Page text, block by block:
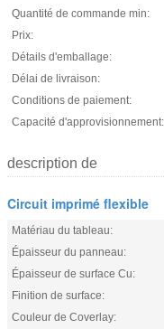
Quantité de commande min:
Prix:
Détails d'emballage:
Délai de livraison:
Conditions de paiement:
Capacité d'approvisionnement:
description de
Circuit imprimé flexible
Matériau du tableau:
Épaisseur du panneau:
Épaisseur de surface Cu:
Finition de surface:
Couleur de Coverlay: